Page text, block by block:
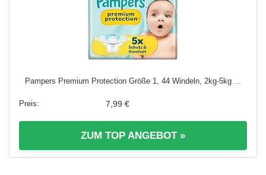
Pampers Premium Protection Größe 1, 44 Windeln, 2kg-5kg ...
7,99 €
ZUM TOP ANGEBOT »